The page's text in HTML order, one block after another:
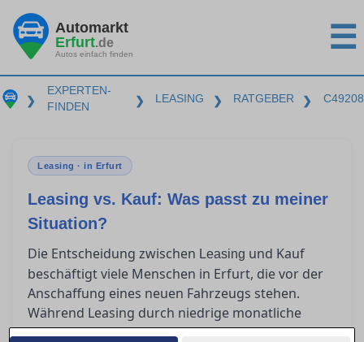
Automarkt
Erfurt.de
Autos einfach finden ☰
❯
EXPERTEN-
FINDEN
❯ LEASING ❯ RATGEBER ❯ C49208
Leasing · in Erfurt
Leasing vs. Kauf: Was passt zu meiner
Situation?
Die Entscheidung zwischen Leasing und Kauf
beschäftigt viele Menschen in Erfurt, die vor der
Anschaffung eines neuen Fahrzeugs stehen.
Während Leasing durch niedrige monatliche
Raten und hohe Flexibilität lockt, bietet der Kauf